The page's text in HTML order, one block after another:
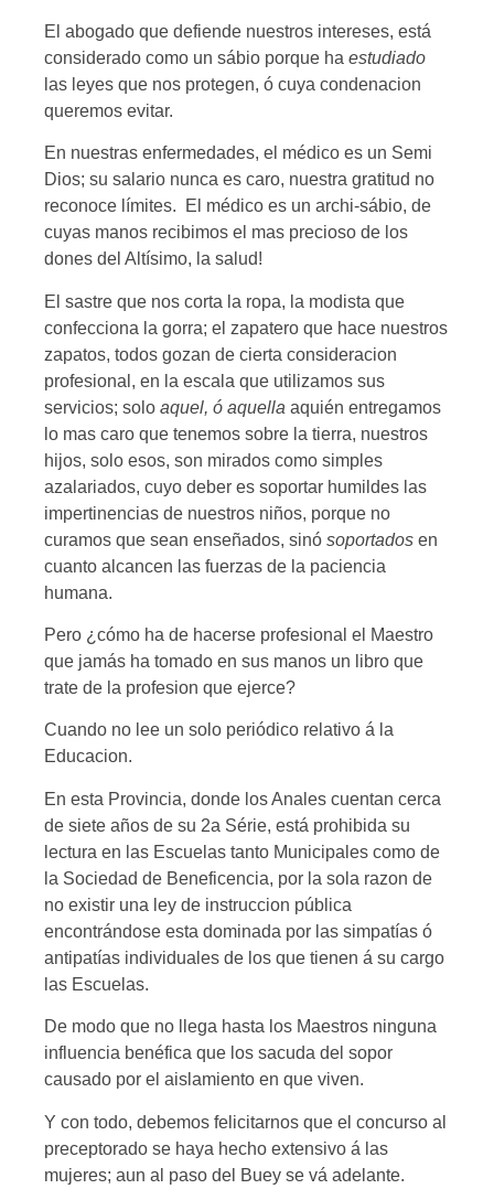
El abogado que defiende nuestros intereses, está
considerado como un sábio porque ha estudiado
las leyes que nos protegen, ó cuya condenacion
queremos evitar.
En nuestras enfermedades, el médico es un Semi
Dios; su salario nunca es caro, nuestra gratitud no
reconoce límites. El médico es un archi-sábio, de
cuyas manos recibimos el mas precioso de los
dones del Altísimo, la salud!
El sastre que nos corta la ropa, la modista que
confecciona la gorra; el zapatero que hace nuestros
zapatos, todos gozan de cierta consideracion
profesional, en la escala que utilizamos sus
servicios; solo aquel, ó aquella aquién entregamos
lo mas caro que tenemos sobre la tierra, nuestros
hijos, solo esos, son mirados como simples
azalariados, cuyo deber es soportar humildes las
impertinencias de nuestros niños, porque no
curamos que sean enseñados, sinó soportados en
cuanto alcancen las fuerzas de la paciencia
humana.
Pero ¿cómo ha de hacerse profesional el Maestro
que jamás ha tomado en sus manos un libro que
trate de la profesion que ejerce?
Cuando no lee un solo periódico relativo á la
Educacion.
En esta Provincia, donde los Anales cuentan cerca
de siete años de su 2a Série, está prohibida su
lectura en las Escuelas tanto Municipales como de
la Sociedad de Beneficencia, por la sola razon de
no existir una ley de instruccion pública
encontrándose esta dominada por las simpatías ó
antipatías individuales de los que tienen á su cargo
las Escuelas.
De modo que no llega hasta los Maestros ninguna
influencia benéfica que los sacuda del sopor
causado por el aislamiento en que viven.
Y con todo, debemos felicitarnos que el concurso al
preceptorado se haya hecho extensivo á las
mujeres; aun al paso del Buey se vá adelante.